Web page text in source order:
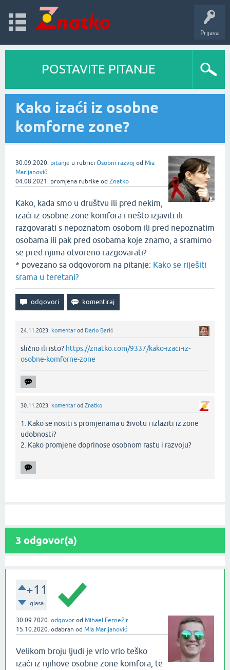
Prijava
POSTAVITE PITANJE
Kako izaći iz osobne
komforne zone?
30.09.2020. pitanje u rubrici Osobni razvoj od Mia
Marijanović
04.08.2021. promjena rubrike od Znatko
Kako, kada smo u društvu ili pred nekim,
izaći iz osobne zone komfora i nešto izjaviti ili
razgovarati s nepoznatom osobom ili pred nepoznatim
osobama ili pak pred osobama koje znamo, a sramimo
se pred njima otvoreno razgovarati?
* povezano sa odgovorom na pitanje: Kako se riješiti
srama u teretani?
24.11.2023. komentar od Dario Barić
slično ili isto? https://znatko.com/9337/kako-izaci-iz-
osobne-komforne-zone
30.11.2023. komentar od Znatko
1. Kako se nositi s promjenama u životu i izlaziti iz zone
udobnosti?
2. Kako promjene doprinose osobnom rastu i razvoju?‌
3 odgovor(a)
+11
glasa
30.09.2020. odgovor od Mihael Fernežir
15.10.2020. odabran od Mia Marijanović
Velikom broju ljudi je vrlo vrlo teško
izaći iz njihove osobne zone komfora, te